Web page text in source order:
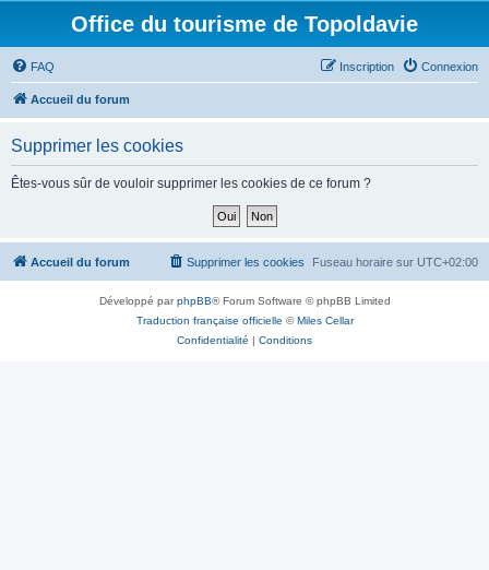
Office du tourisme de Topoldavie
FAQ Connexion
Inscription
Accueil du forum
Supprimer les cookies
Êtes-vous sûr de vouloir supprimer les cookies de ce forum ?
Accueil du forum Fuseau horaire sur UTC+02:00
Supprimer les cookies
Développé parphpBB® Forum Software © phpBB Limited
Traduction française officielle ©Miles Cellar
Confidentialité | Conditions